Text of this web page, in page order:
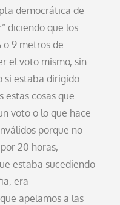
democrática de
diciendo que los
o 9 metros de
el voto mismo, sin
si estaba dirigido
cosas que
voto o lo que hace
porque no
20 horas,
estaba sucediendo
era
apelamos a las